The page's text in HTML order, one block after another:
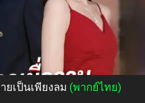
ยเป็นเพียงลม (พากย์ไทย)